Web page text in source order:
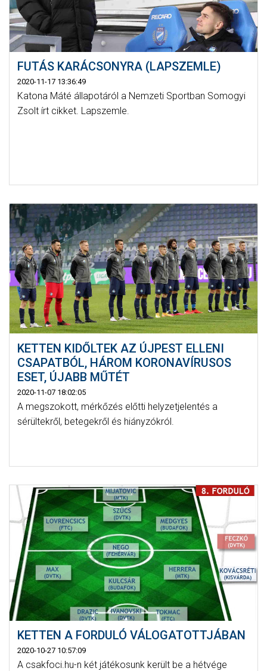
FUTÁS KARÁCSONYRA (LAPSZEMLE)
2020-11-17 13:36:49
Katona Máté állapotáról a Nemzeti Sportban Somogyi
Zsolt írt cikket. Lapszemle.
KETTEN KIDŐLTEK AZ ÚJPEST ELLENI
CSAPATBÓL, HÁROM KORONAVÍRUSOS
ESET, ÚJABB MŰTÉT
2020-11-07 18:02:05
A megszokott, mérkőzés előtti helyzetjelentés a
sérültekről, betegekről és hiányzókról.
KETTEN A FORDULÓ VÁLOGATOTTJÁBAN
2020-10-27 10:57:09
A csakfoci.hu-n két játékosunk került be a hétvége